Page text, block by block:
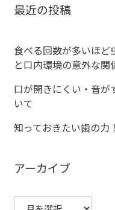
ー
シ
ョ
ン
最近の投稿
食べる回数が多いほど
と口内環境の意外な関
口が開きにくい・音が
いて
知っておきたい歯の力
アーカイブ